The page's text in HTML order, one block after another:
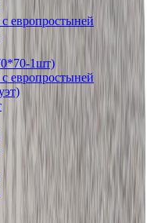
европростыней
1шт)
европростыней